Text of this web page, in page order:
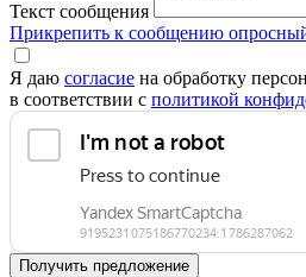
Текст сообщения
Прикрепить к сообщению
Я даю согласие на обработку
в соответствии с политикой